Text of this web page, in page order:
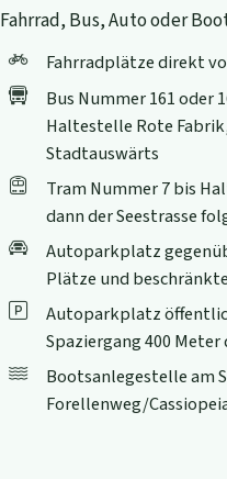
Fahrrad, Bus, Auto oder
Fahrradplätze direkt
Bus Nummer 161 oder
Haltestelle Rote
Stadtauswärts
Tram Nummer 7 bis
dann der Seestrasse
Autoparkplatz
Plätze und
Autoparkplatz
Spaziergang 400 Meter
Bootsanlegestelle am
Forellenweg/